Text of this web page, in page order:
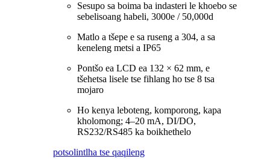
Sesupo sa boima ba indasteri le khoebo se
sebelisoang habeli, 3000e / 50,000d
Matlo a tšepe e sa ruseng a 304, a sa
keneleng metsi a IP65
Pontšo ea LCD ea 132 × 62 mm, e
tšehetsa lisele tse fihlang ho tse 8 tsa
mojaro
Ho kenya leboteng, komporong, kapa
kholomong; 4–20 mA, DI/DO,
RS232/RS485 ka boikhethelo
potsolintlha tse qaqileng